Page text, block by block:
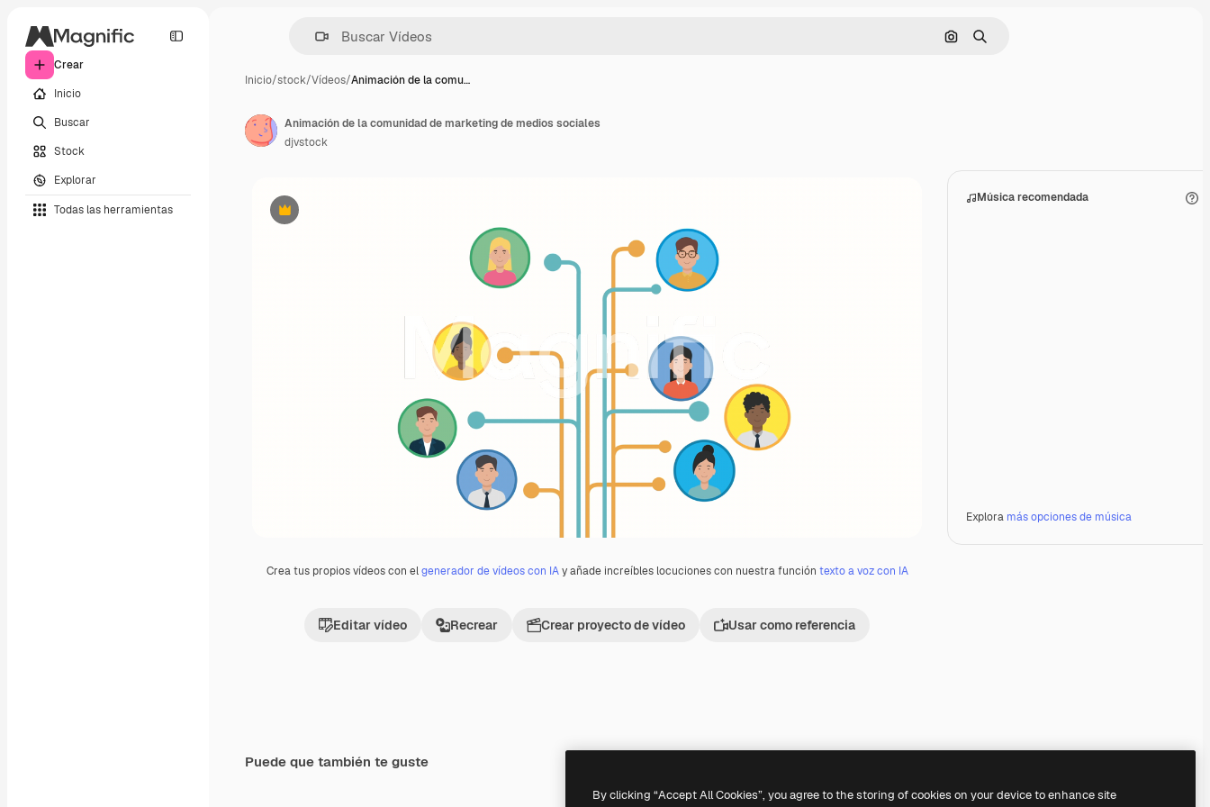
Crear
Inicio
Buscar
Stock
Explorar
Todas las herramientas
Buscar por imagen
Buscar
Inicio/stock/Vídeos/Animación de la comu…
Premium
Crea tus propios vídeos con elgenerador de vídeos con IAy añade increíbles locuciones con nuestra función texto a voz con IA
Editar vídeo Recrear Crear proyecto de vídeo Usar como referencia
Música recomendada
Explora más opciones de música
Animación de la comunidad de marketing de medios sociales
djvstock
Puede que también te guste
By clicking “Accept All Cookies”, you agree to the storing of cookies on your device to enhance site